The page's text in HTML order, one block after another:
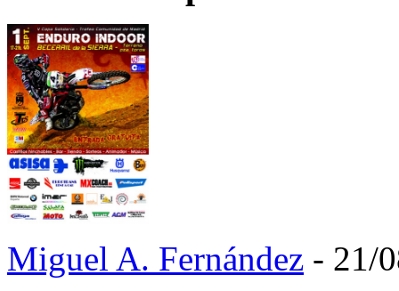
Miguel A. Fernández - 21/